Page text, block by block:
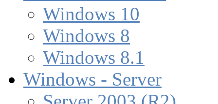
Windows 10
Windows 8
Windows 8.1
Windows - Server